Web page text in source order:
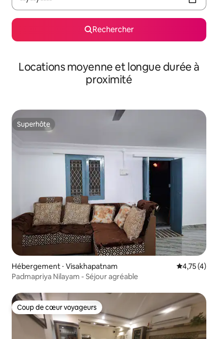
Rechercher
Locations moyenne et longue durée à
proximité
Superhôte
Superhôte
Hébergement ⋅ Visakhapatnam Évaluation
4,75 (4)
Padmapriya Nilayam - Séjour agréable
Coup de cœur voyageurs
Coup de cœur voyageurs